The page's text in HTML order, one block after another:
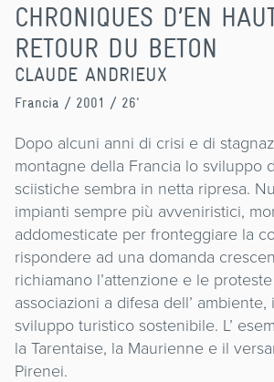
CHRONIQUES D’EN
RETOUR DU BETON
CLAUDE ANDRIEUX
Francia / 2001 / 26'
Dopo alcuni anni di crisi e di
montagne della Francia lo sviluppo
sciistiche sembra in netta ripresa.
impianti sempre più avveniristici,
addomesticate per fronteggiare la
rispondere ad una domanda
richiamano l’attenzione e le
associazioni a difesa dell’
sviluppo turistico sostenibile. L’
la Tarentaise, la Maurienne e il
Pirenei.